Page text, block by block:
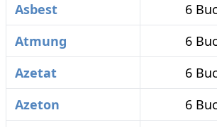
Asbest
6
Atmung
6
Azetat
6
Azeton
6